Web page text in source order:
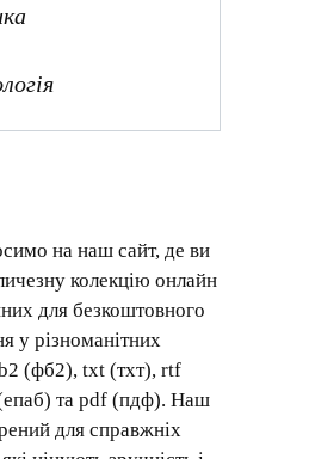
на наш сайт, де ви
колекцію онлайн
для безкоштовного
у різноманітних
(фб2), txt (тхт), rtf
та pdf (пдф). Наш
для справжніх